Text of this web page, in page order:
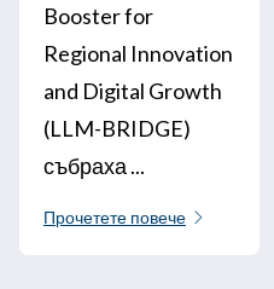
Booster for
Regional Innovation
and Digital Growth
(LLM-BRIDGE)
събраха ...
Прочетете повече